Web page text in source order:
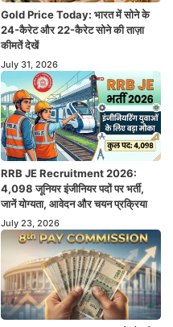
Gold Price Today: भारत में सोने के
24-कैरेट और 22-कैरेट सोने की ताज़ा
कीमतें देखें
July 31, 2026
RRB JE Recruitment 2026:
4,098 जूनियर इंजीनियर पदों पर भर्ती,
जानें योग्यता, आवेदन और चयन प्रक्रिया
July 23, 2026